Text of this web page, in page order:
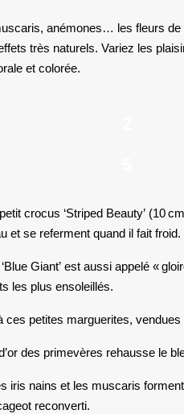
anémones… les fleurs
très naturels. Variez les
et colorée.
crocus ‘Striped Beauty’ (10 cm
et se referment quand il fait froid.
Giant’ est aussi appelé «
les plus ensoleillés.
ces petites marguerites,
des primevères rehausse le
iris nains et les muscaris
reconverti.